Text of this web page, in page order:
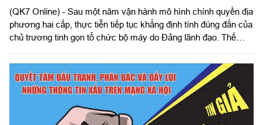
(QK7 Online) - Sau một năm vận hành mô hình chính quyền địa
phương hai cấp, thực tiễn tiếp tục khẳng định tính đúng đắn của
chủ trương tinh gọn tổ chức bộ máy do Đảng lãnh đạo. Thế
tình đánh tráo bản chất nhằm gieo rắc hoài nghi, làm suy giảm
niềm tin của Nhân dân đối với Đảng và chế độ.